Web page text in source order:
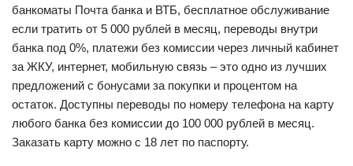
банкоматы Почта банка и ВТБ, бесплатное обслуживание
если тратить от 5 000 рублей в месяц, переводы внутри
банка под 0%, платежи без комиссии через личный кабинет
за ЖКУ, интернет, мобильную связь – это одно из лучших
предложений с бонусами за покупки и процентом на
остаток. Доступны переводы по номеру телефона на карту
любого банка без комиссии до 100 000 рублей в месяц.
Заказать карту можно с 18 лет по паспорту.